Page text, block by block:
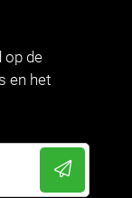
op de
en het